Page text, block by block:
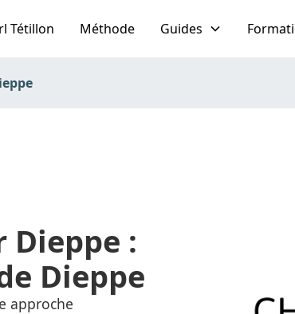
Tétillon Méthode Guides
:
Dieppe
approche